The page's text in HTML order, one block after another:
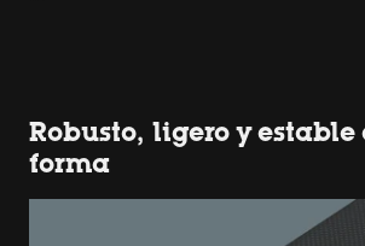
Robusto, ligero y estable
forma